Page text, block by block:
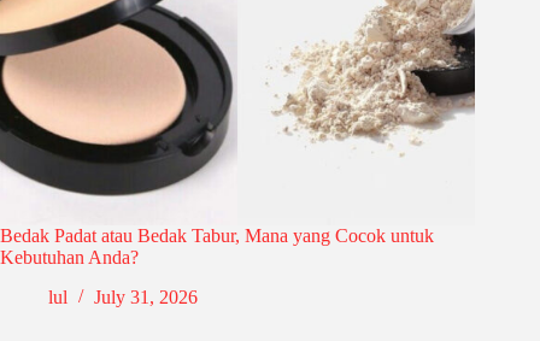
Bedak Padat atau Bedak Tabur, Mana yang Cocok untuk
Kebutuhan Anda?
lul
July 31, 2026